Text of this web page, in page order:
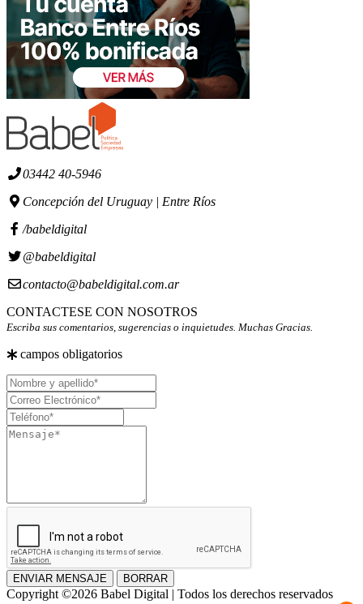
03442 40-5946
Concepción del Uruguay | Entre Ríos
/babeldigital
@babeldigital
contacto@babeldigital.com.ar
CONTACTESE CON NOSOTROS
Escriba sus comentarios, sugerencias o inquietudes. Muchas Gracias.
campos obligatorios
Nombre
y
apellido
Correo
Electrónico
Teléfono
Mensaje
ENVIAR MENSAJE BORRAR
Copyright ©2026 Babel Digital | Todos los derechos reservados